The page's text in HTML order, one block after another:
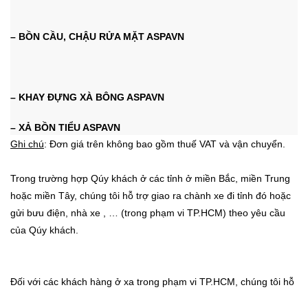
– BỒN CẦU, CHẬU RỬA MẶT ASPAVN
– KHAY ĐỰNG XÀ BÔNG ASPAVN
– XẢ BỒN TIỂU ASPAVN
Ghi chú: Đơn giá trên không bao gồm thuế VAT và vận chuyển.
Trong trường hợp Qúy khách ở các tỉnh ở miền Bắc, miền Trung
hoặc miền Tây, chúng tôi hỗ trợ giao ra chành xe đi tỉnh đó hoặc
gửi bưu điện, nhà xe , … (trong phạm vi TP.HCM) theo yêu cầu
của Qúy khách.
Đối với các khách hàng ở xa trong phạm vi TP.HCM, chúng tôi hỗ